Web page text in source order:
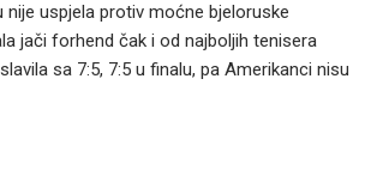
nije uspjela protiv moćne bjeloruske
jači forhend čak i od najboljih tenisera
sa 7:5, 7:5 u finalu, pa Amerikanci nisu